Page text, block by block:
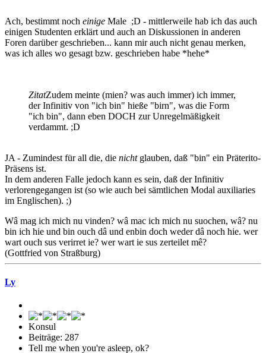
Ach, bestimmt noch einige Male ;D - mittlerweile hab ich das auch
einigen Studenten erklärt und auch an Diskussionen in anderen
Foren darüber geschrieben... kann mir auch nicht genau merken,
was ich alles wo gesagt bzw. geschrieben habe *hehe*
ZitatZudem meinte (mien? was auch immer) ich immer,
der Infinitiv von "ich bin" hieße "birn", was die Form
"ich bin", dann eben DOCH zur Unregelmäßigkeit
verdammt. ;D
JA - Zumindest für all die, die nichtglauben, daß "bin" ein Präterito-
Präsens ist.
In dem anderen Falle jedoch kann es sein, daß der Infinitiv
verlorengegangen ist (so wie auch bei sämtlichen Modal auxiliaries
im Englischen). ;)
Wâ mag ich mich nu vinden? wâ mac ich mich nu suochen, wâ? nu
bin ich hie und bin ouch dâ und enbin doch weder dâ noch hie. wer
wart ouch sus verirret ie? wer wart ie sus zerteilet mê?
(Gottfried von Straßburg)
Ly
Konsul
Beiträge: 287
Tell me when you're asleep, ok?